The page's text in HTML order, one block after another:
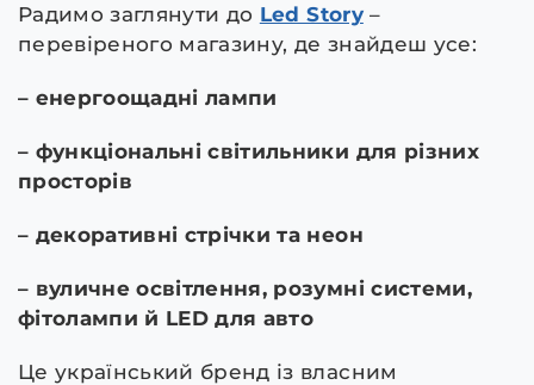
Радимо заглянути до Led Story–
перевіреного магазину, де знайдеш усе:
– енергоощадні лампи
– функціональні світильники для різних
просторів
– декоративні стрічки та неон
– вуличне освітлення, розумні системи,
фітолампи й LED для авто
Це український бренд із власним